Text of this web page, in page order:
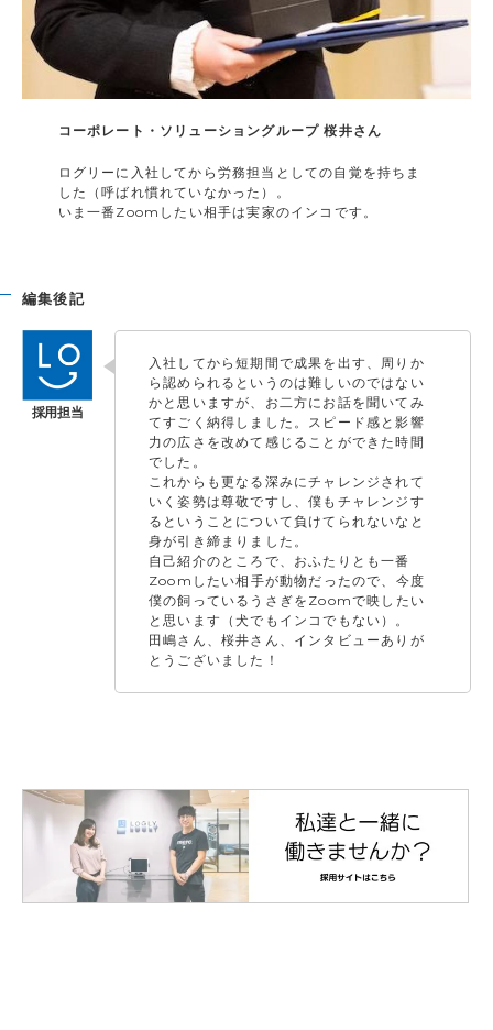
コーポレート・ソリューショングループ 桜井さん
ログリーに入社してから労務担当としての自覚を持ちま
した（呼ばれ慣れていなかった）。
いま一番Zoomしたい相手は実家のインコです。
編集後記
入社してから短期間で成果を出す、周りか
ら認められるというのは難しいのではない
かと思いますが、お二方にお話を聞いてみ
てすごく納得しました。スピード感と影響
力の広さを改めて感じることができた時間
でした。
これからも更なる深みにチャレンジされて
いく姿勢は尊敬ですし、僕もチャレンジす
るということについて負けてられないなと
身が引き締まりました。
自己紹介のところで、おふたりとも一番
Zoomしたい相手が動物だったので、今度
僕の飼っているうさぎをZoomで映したい
と思います（犬でもインコでもない）。
田嶋さん、桜井さん、インタビューありが
とうございました！